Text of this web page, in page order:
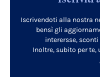
Iscrivendoti alla nostra
bensì gli
interersse,
Inoltre, subito per te,